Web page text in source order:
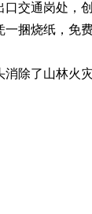
交通岗处，
捆烧纸，免
除了山林火